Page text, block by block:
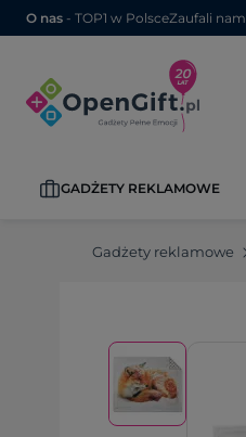
O nas - TOP1 w PolsceZaufali nam
GADŻETY REKLAMOWE
Gadżety reklamowe